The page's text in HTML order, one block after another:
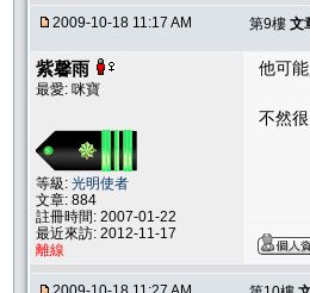
2009-10-18 11:17 AM 第9樓 文
紫馨雨
最愛: 咪寶
等級: 光明使者
文章: 884
註冊時間: 2007-01-22
最近來訪: 2012-11-17
離線
他可
不然